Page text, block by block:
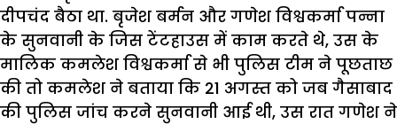
दीपचंद बैठा था. बृजेश बर्मन और गणेश विश्वकर्मा पन्ना
के सुनवानी के जिस टेंटहाउस में काम करते थे, उस के
मालिक कमलेश विश्वकर्मा से भी पुलिस टीम ने पूछताछ
की तो कमलेश ने बताया कि 21 अगस्त को जब गैसाबाद
की पुलिस जांच करने सुनवानी आई थी, उस रात गणेश ने